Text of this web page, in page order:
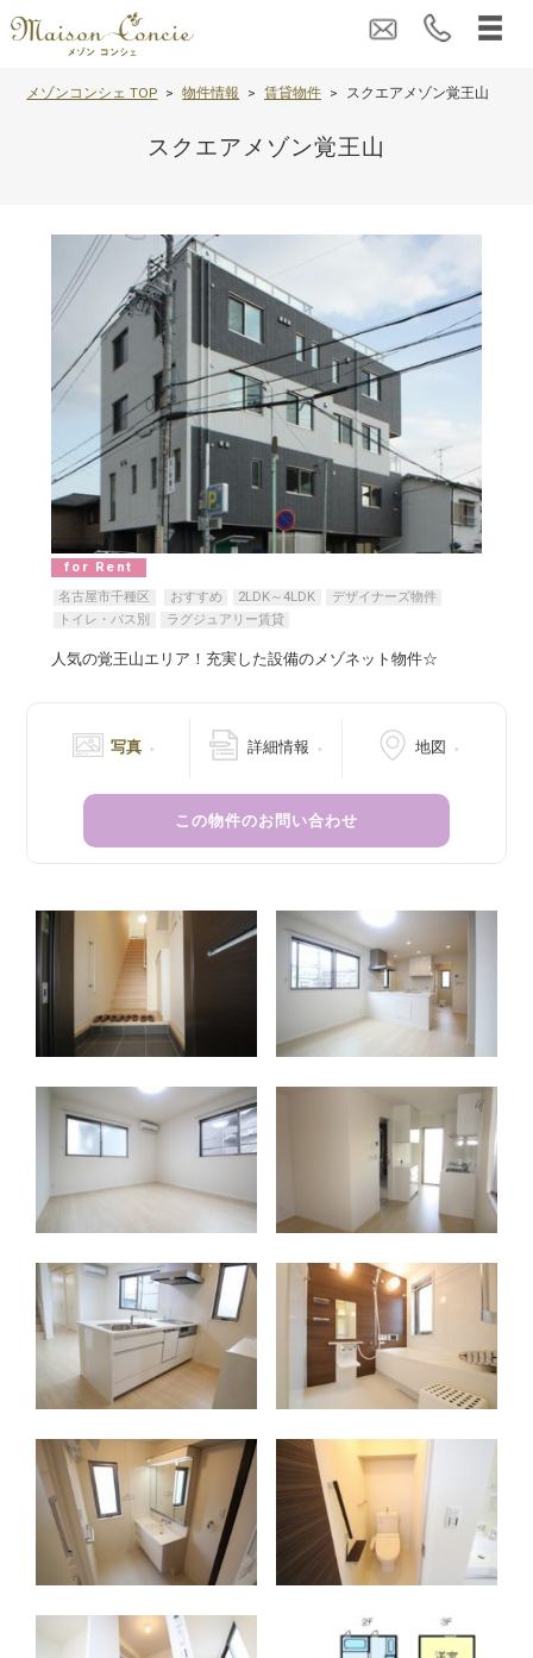
メゾンコンシェ TOP 物件情報 賃貸物件 スクエアメゾン覚王山
スクエアメゾン覚王山
for Rent
名古屋市千種区
おすすめ 2LDK～4LDK
デザイナーズ物件
トイレ・バス別
ラグジュアリー賃貸
人気の覚王山エリア！充実した設備のメゾネット物件☆
写真 詳細情報 地図
この物件のお問い合わせ